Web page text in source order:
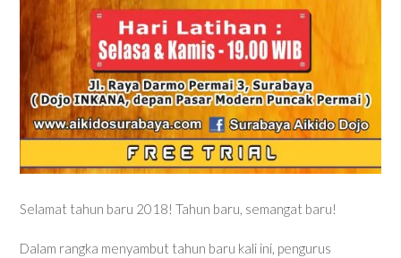
Selamat tahun baru 2018! Tahun baru, semangat baru!
Dalam rangka menyambut tahun baru kali ini, pengurus